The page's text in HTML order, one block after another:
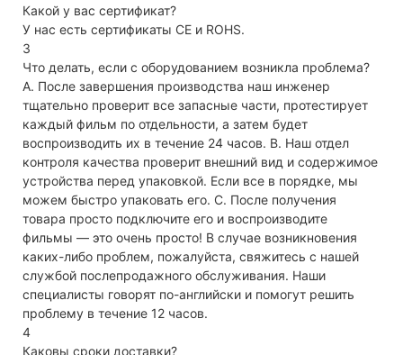
Какой у вас сертификат?
У нас есть сертификаты CE и ROHS.
3
Что делать, если с оборудованием возникла проблема?
A. После завершения производства наш инженер
тщательно проверит все запасные части, протестирует
каждый фильм по отдельности, а затем будет
воспроизводить их в течение 24 часов. B. Наш отдел
контроля качества проверит внешний вид и содержимое
устройства перед упаковкой. Если все в порядке, мы
можем быстро упаковать его. C. После получения
товара просто подключите его и воспроизводите
фильмы — это очень просто! В случае возникновения
каких-либо проблем, пожалуйста, свяжитесь с нашей
службой послепродажного обслуживания. Наши
специалисты говорят по-английски и помогут решить
проблему в течение 12 часов.
4
Каковы сроки доставки?